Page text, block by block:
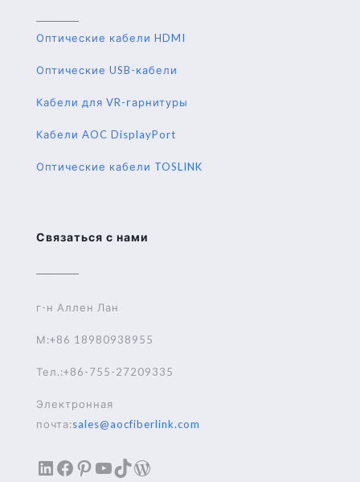
Оптические кабели HDMI
Оптические USB-кабели
Кабели для VR-гарнитуры
Кабели AOC DisplayPort
Оптические кабели TOSLINK
Связаться с нами
г-н Аллен Лан
М:+86 18980938955
Тел.:+86-755-27209335
Электронная
почта:sales@aocfiberlink.com
LinkedIn
Facebook
Pinterest
YouTube
TikTok
WordPress